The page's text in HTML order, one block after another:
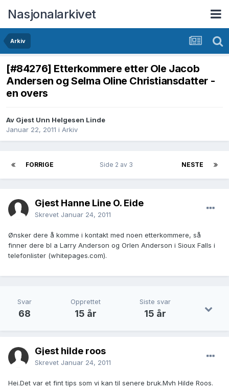
Nasjonalarkivet
Arkiv
[#84276] Etterkommere etter Ole Jacob
Andersen og Selma Oline Christiansdatter -
en overs
Av Gjest Unn Helgesen Linde
Januar 22, 2011 i Arkiv
FORRIGE NESTE
Side 2 av 3
Gjest Hanne Line O. Eide
Skrevet Januar 24, 2011
Ønsker dere å komme i kontakt med noen etterkommere, så
finner dere bl a Larry Anderson og Orlen Anderson i Sioux Falls i
telefonlister (whitepages.com).
Svar
68
Opprettet
15 år
Siste svar
15 år
Gjest hilde roos
Skrevet Januar 24, 2011
Hei.Det var et fint tips som vi kan til senere bruk.Mvh Hilde Roos.